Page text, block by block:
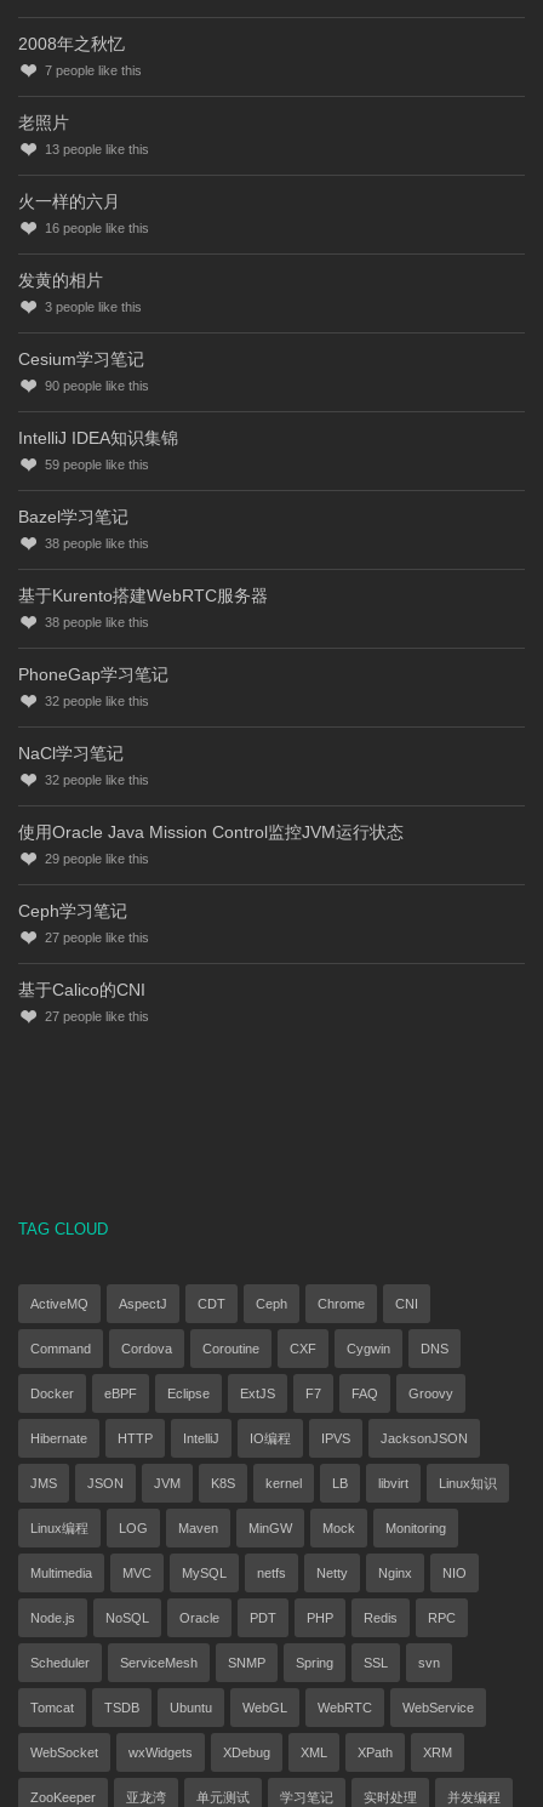
2008年之秋忆
7 people like this
老照片
13 people like this
火一样的六月
16 people like this
发黄的相片
3 people like this
Cesium学习笔记
90 people like this
IntelliJ IDEA知识集锦
59 people like this
Bazel学习笔记
38 people like this
基于Kurento搭建WebRTC服务器
38 people like this
PhoneGap学习笔记
32 people like this
NaCl学习笔记
32 people like this
使用Oracle Java Mission Control监控JVM运行状态
29 people like this
Ceph学习笔记
27 people like this
基于Calico的CNI
27 people like this
TAG CLOUD
ActiveMQ AspectJ CDT Ceph Chrome CNI
Command Cordova Coroutine CXF Cygwin DNS
Docker eBPF Eclipse ExtJS F7 FAQ Groovy
Hibernate HTTP IntelliJ IO编程 IPVS JacksonJSON
JMS JSON JVM K8S kernel LB libvirt Linux知识
Linux编程 LOG Maven MinGW Mock Monitoring
Multimedia MVC MySQL netfs Netty Nginx NIO
Node.js NoSQL Oracle PDT PHP Redis RPC
Scheduler ServiceMesh SNMP Spring SSL svn
Tomcat TSDB Ubuntu WebGL WebRTC WebService
WebSocket wxWidgets XDebug XML XPath XRM
ZooKeeper 亚龙湾 单元测试 学习笔记 实时处理 并发编程